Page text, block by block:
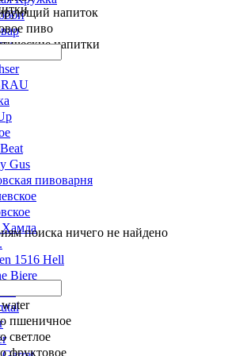
напиток
пиво
напитки
Gus
пивоварня
Хамла
1516 Hell
Biere
поиска ничего не найдено
пшеничное
светлое
фруктовое